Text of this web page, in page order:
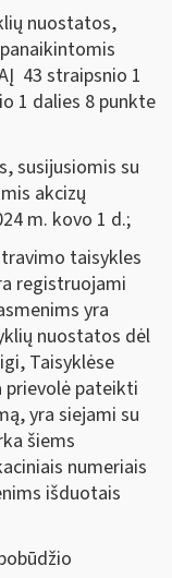
nuostatos,
43 straipsnio 1
1 dalies 8 punkte
susijusiomis su
akcizų
m. kovo 1 d.;
taisykles
registruojami
yra
nuostatos dėl
Taisyklėse
prievolė pateikti
yra siejami su
šiems
numeriais
išduotais